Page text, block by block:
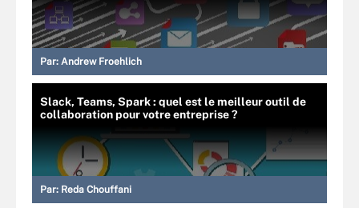
Par: Andrew Froehlich
Slack, Teams, Spark : quel est le meilleur outil de
collaboration pour votre entreprise ?
Par: Reda Chouffani